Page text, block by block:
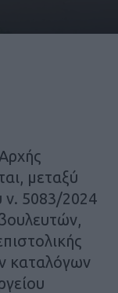
μεταξύ
ν. 5083/2024
καταλόγων